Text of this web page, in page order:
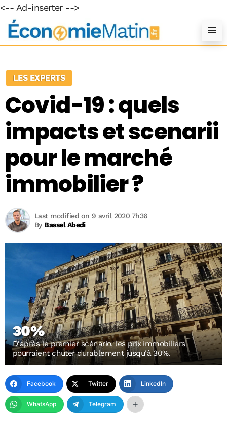
<-- Ad-inserter -->
LES EXPERTS
Covid-19 : quels
impacts et scenarii
pour le marché
immobilier ?
By Bassel Abedi
Last modified on 9 avril 2020 7h36
30%
D'après le premier scénario, les prix immobiliers
pourraient chuter durablement jusqu'à 30%.
Facebook Twitter LinkedIn
WhatsApp Telegram